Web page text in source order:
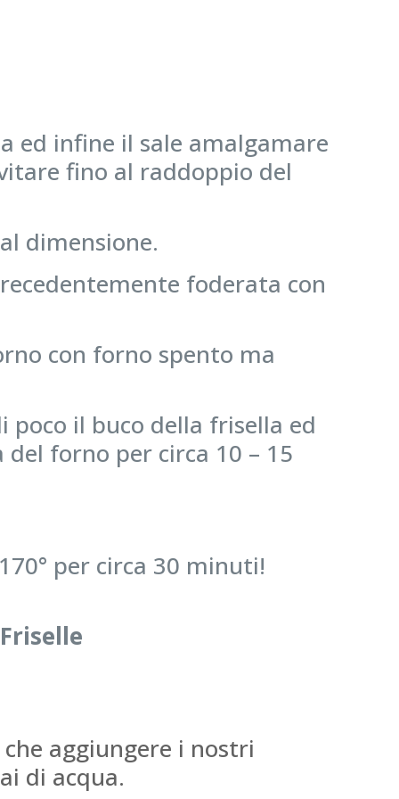
ed infine il sale amalgamare
fino al raddoppio del
dimensione.
foderata con
con forno spento ma
il buco della frisella ed
forno per circa 10 – 15
per circa 30 minuti!
Friselle
aggiungere i nostri
di acqua.